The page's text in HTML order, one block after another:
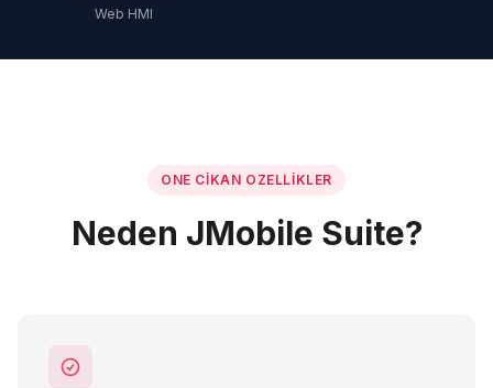
Web HMI
ONE CIKAN OZELLIKLER
Neden JMobile Suite?